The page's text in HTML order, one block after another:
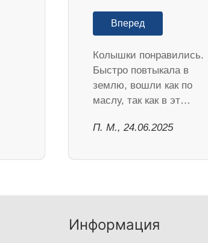
Вперед
Колышки понравились.
Быстро повтыкала в
землю, вошли как по
маслу, так как в эт…
П. М., 24.06.2025
Информация